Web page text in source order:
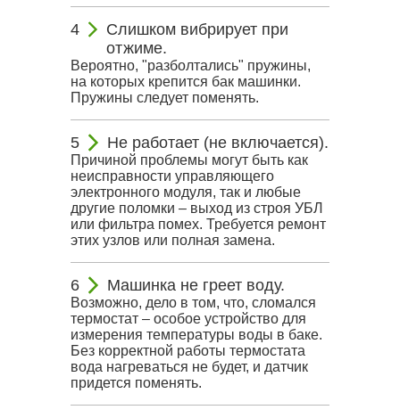
Слишком вибрирует при
отжиме.
Вероятно, "разболтались" пружины,
на которых крепится бак машинки.
Пружины следует поменять.
Не работает (не включается).
Причиной проблемы могут быть как
неисправности управляющего
электронного модуля, так и любые
другие поломки – выход из строя УБЛ
или фильтра помех. Требуется ремонт
этих узлов или полная замена.
Машинка не греет воду.
Возможно, дело в том, что, сломался
термостат – особое устройство для
измерения температуры воды в баке.
Без корректной работы термостата
вода нагреваться не будет, и датчик
придется поменять.